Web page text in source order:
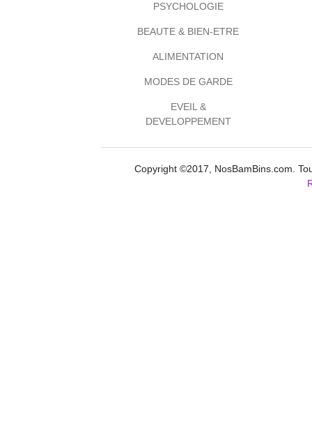
PSYCHOLOGIE
BEAUTE & BIEN-ETRE
ALIMENTATION
MODES DE GARDE
EVEIL &
DEVELOPPEMENT
Copyright ©2017, NosBamBins.com.